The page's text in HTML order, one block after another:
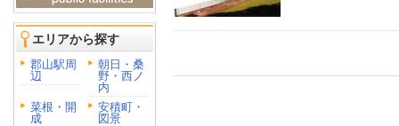
エリアから探す
郡山駅周
辺
朝日・桑
野・西ノ
内
菜根・開
成
安積町・
図景